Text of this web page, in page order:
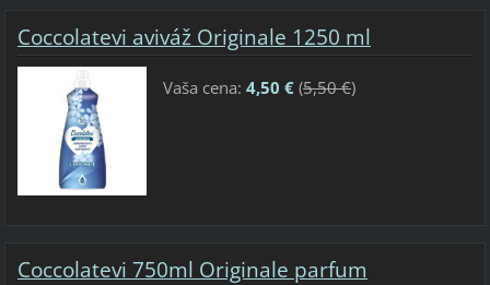
Coccolatevi aviváž Originale 1250 ml
Vaša cena: 4,50 €(5,50 €)
Coccolatevi 750ml Originale parfum